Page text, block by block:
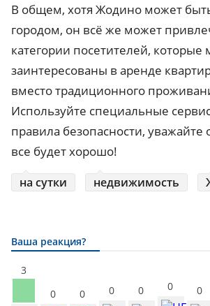
В общем, хотя Жодино может
городом, он всё же может
категории посетителей, которые
заинтересованы в аренде
вместо традиционного
Используйте специальные
правила безопасности,
все будет хорошо!
на сутки недвижимость
Ваша реакция?
3
0
0 0 0 0 0